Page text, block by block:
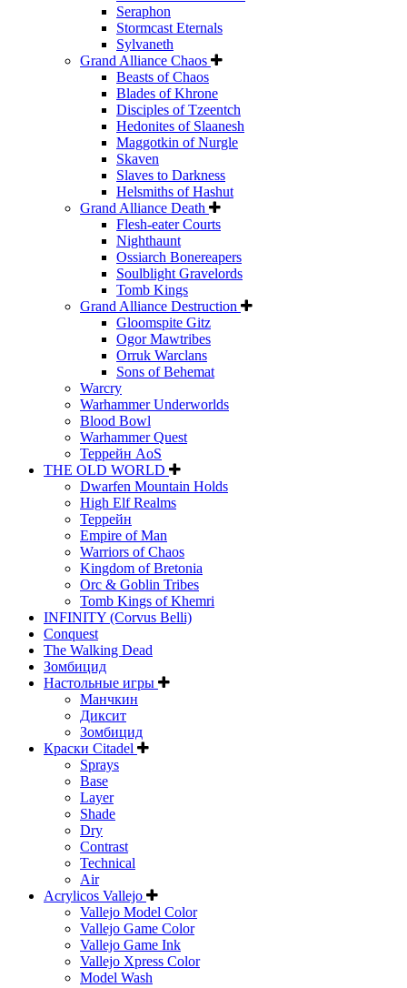
Seraphon
Stormcast Eternals
Sylvaneth
Grand Alliance Chaos
Beasts of Chaos
Blades of Khrone
Disciples of Tzeentch
Hedonites of Slaanesh
Maggotkin of Nurgle
Skaven
Slaves to Darkness
Helsmiths of Hashut
Grand Alliance Death
Flesh-eater Courts
Nighthaunt
Ossiarch Bonereapers
Soulblight Gravelords
Tomb Kings
Grand Alliance Destruction
Gloomspite Gitz
Ogor Mawtribes
Orruk Warclans
Sons of Behemat
Warcry
Warhammer Underworlds
Blood Bowl
Warhammer Quest
Террейн AoS
THE OLD WORLD
Dwarfen Mountain Holds
High Elf Realms
Террейн
Empire of Man
Warriors of Chaos
Kingdom of Bretonia
Orc & Goblin Tribes
Tomb Kings of Khemri
INFINITY (Corvus Belli)
Conquest
The Walking Dead
Зомбицид
Настольные игры
Манчкин
Диксит
Зомбицид
Краски Citadel
Sprays
Base
Layer
Shade
Dry
Contrast
Technical
Air
Acrylicos Vallejo
Vallejo Model Color
Vallejo Game Color
Vallejo Game Ink
Vallejo Xpress Color
Model Wash